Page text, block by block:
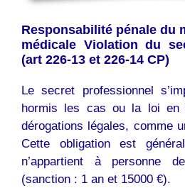
Responsabilité pénale du
médicale Violation du
(art 226-13 et 226-14 CP)
Le secret professionnel
hormis les cas ou la loi en
dérogations légales, comme
Cette obligation est
n’appartient à personne
(sanction : 1 an et 15000 €).